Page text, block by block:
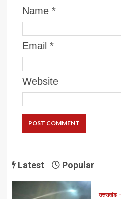
Name*
Email*
Website
Latest Popular
उत्तराखंड